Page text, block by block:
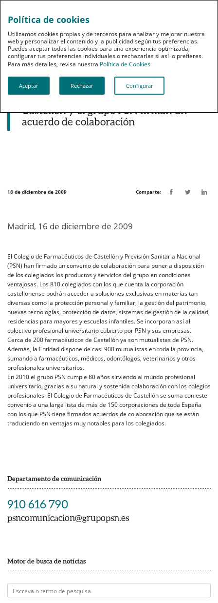
Noticias destacadas
El Colegio de Farmacéuticos de
Castellón y el grupo PSN firman un
acuerdo de colaboración
18 de diciembre de 2009 Comparte:
Madrid, 16 de diciembre de 2009
El Colegio de Farmacéuticos de Castellón y Previsión Sanitaria Nacional
(PSN) han firmado un convenio de colaboración para poner a disposición
de los colegiados los productos y servicios del grupo en condiciones
ventajosas. Los 810 colegiados con los que cuenta la corporación
castellonense podrán acceder a soluciones exclusivas en materias tan
diversas como la protección personal y familiar, la gestión del patrimonio,
nuevas tecnologías, protección de datos, sistemas de gestión de la calidad,
residencias para mayores y escuelas infantiles. Se incorporan así al
colectivo profesional universitario cubierto por PSN y sus empresas.
Cerca de 200 farmacéuticos de Castellón ya son mutualistas de PSN.
Además, la Entidad dispone de casi 900 mutualistas en toda la provincia,
sumando a farmacéuticos, médicos, odontólogos, veterinarios y otros
profesionales universitarios.
En 2010 el grupo PSN cumple 80 años sirviendo al mundo profesional
universitario, gracias a su natural y sostenida colaboración con los colegios
profesionales. El Colegio de Farmacéuticos de Castellón se suma con este
convenio a una larga lista de más de 150 corporaciones de toda España
con los que PSN tiene firmados acuerdos de colaboración que se están
traduciendo en ventajas muy notables para los colegiados.
Departamento de comunicación
910 616 790
psncomunicacion@grupopsn.es
Motor de busca de notícias
Política de cookies
Utilizamos cookies propias y de terceros para analizar y mejorar nuestra
web y personalizar el contenido y la publicidad según tus preferencias.
Puedes aceptar todas las cookies para una experiencia optimizada,
configurar tus preferencias individuales o rechazarlas si así lo prefieres.
Para más detalles, revisa nuestra Política de Cookies
Aceptar Rechazar Configurar